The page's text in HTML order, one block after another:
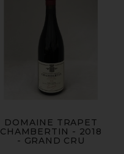
DOMAINE TRAPET
CHAMBERTIN - 2018
- GRAND CRU